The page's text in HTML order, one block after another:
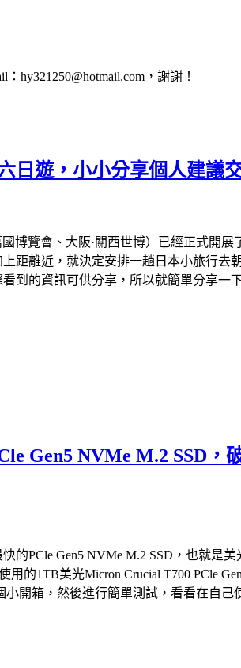
hy321250@hotmail.com，謝謝！
日遊，小小分享個人建議
博覽會、大阪·關西世博）已經正式開
距離近，就決定安排一趟日本小旅行
到的資訊可供分享，所以就簡單分享一
Gen5 NVMe M.2 SSD
PCle Gen5 NVMe M.2 SSD，也就是
用的1TB美光Micron Crucial T700 PCle
開箱，然後進行簡單測試，看看在自己